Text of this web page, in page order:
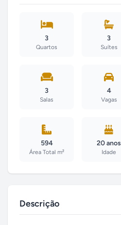
3
Quartos
3
Suítes
3
Salas
4
Vagas
594
Área Total m²
20 anos
Idade
Descrição